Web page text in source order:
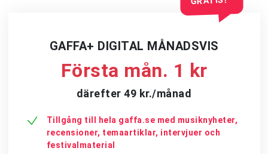
GAFFA+ DIGITAL MÅNADSVIS
Första mån. 1 kr
därefter 49 kr./månad
Tillgång till hela gaffa.se med musiknyheter,
recensioner, temaartiklar, intervjuer och
festivalmaterial